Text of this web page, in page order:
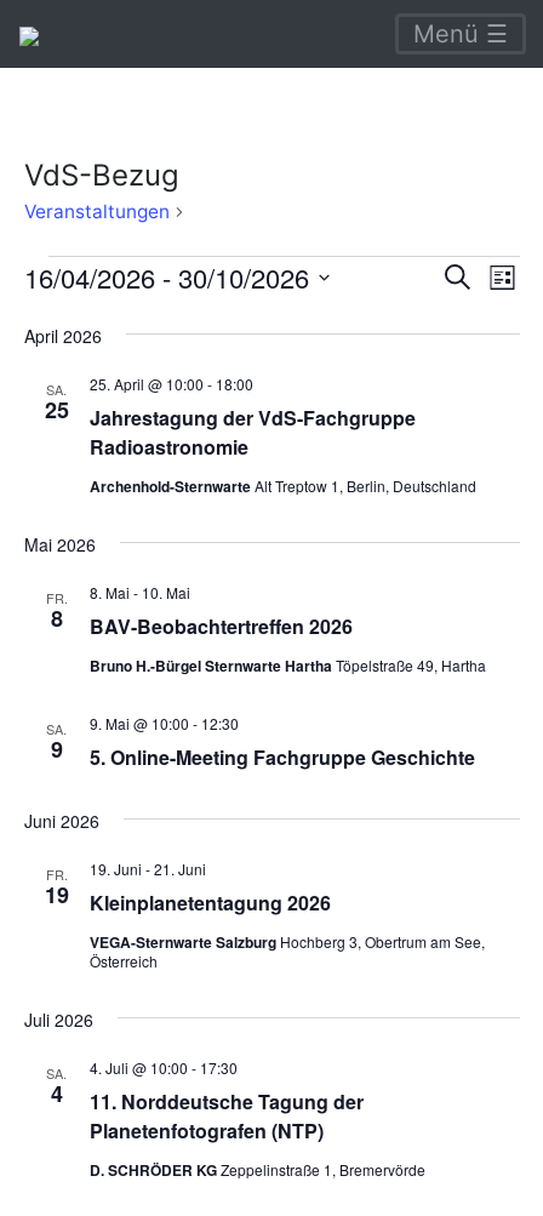
Menü ☰
VdS-Bezug
Veranstaltungen
Veranstaltungen SucheListe
16/04/2026 - 30/10/2026
wählen.
April 2026
SA.
25
Jahrestagung der VdS-Fachgruppe
Radioastronomie
25. April @ 10:00 - 18:00
Archenhold-SternwarteAlt Treptow 1, Berlin, Deutschland
Mai 2026
FR.
8 BAV-Beobachtertreffen 2026
8. Mai - 10. Mai
Bruno H.-Bürgel Sternwarte HarthaTöpelstraße 49, Hartha
SA.
9 5. Online-Meeting Fachgruppe Geschichte
9. Mai @ 10:00 - 12:30
Juni 2026
FR.
19 Kleinplanetentagung 2026
19. Juni -21. Juni
VEGA-Sternwarte Salzburg Hochberg 3, Obertrum am See,
Österreich
Juli 2026
SA.
4
11. Norddeutsche Tagung der
Planetenfotografen (NTP)
4. Juli @ 10:00 - 17:30
D. SCHRÖDER KGZeppelinstraße 1, Bremervörde